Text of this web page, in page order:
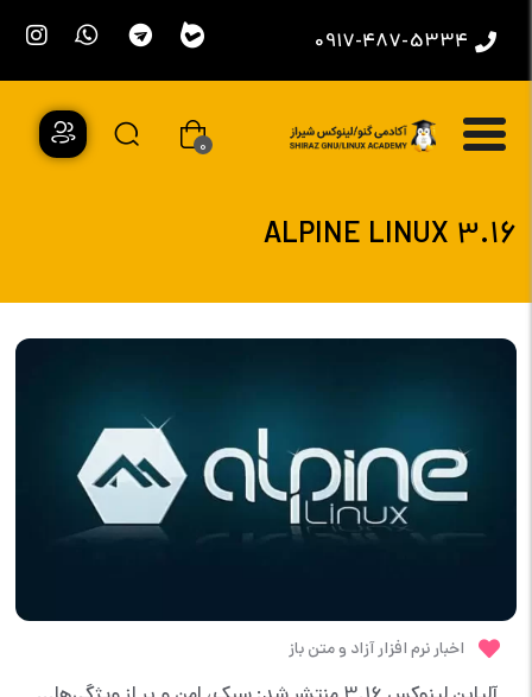
0917-487-5334
0
ALPINE LINUX 3.16
اخبار نرم افزار آزاد و متن باز